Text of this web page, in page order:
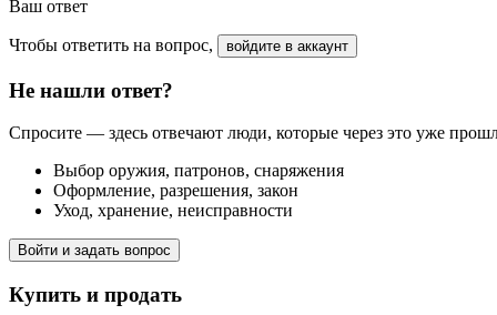
Ваш ответ
Чтобы ответить на вопрос, войдите в аккаунт
Не нашли ответ?
Спросите — здесь отвечают люди, которые через это уже
Выбор оружия, патронов, снаряжения
Оформление, разрешения, закон
Уход, хранение, неисправности
Войти и задать вопрос
Купить и продать